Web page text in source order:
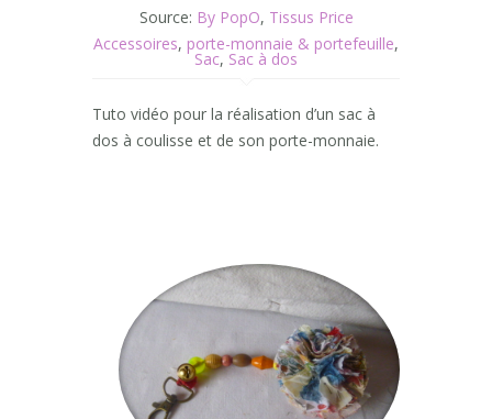
Source: By PopO, Tissus Price
Accessoires, porte-monnaie & portefeuille,
Sac, Sac à dos
Tuto vidéo pour la réalisation d’un sac à
dos à coulisse et de son porte-monnaie.